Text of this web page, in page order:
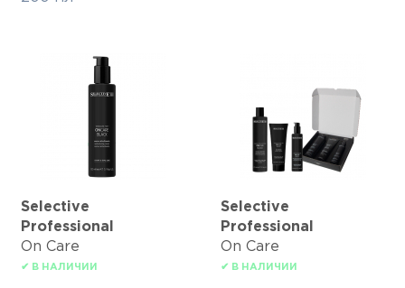
Selective
Professional
On Care
✔ В НАЛИЧИИ
Selective
Professional
On Care
✔ В НАЛИЧИИ